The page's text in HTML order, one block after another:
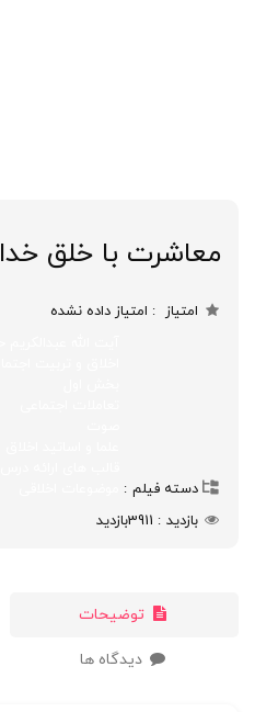
معاشرت با خلق خدا
امتیاز امتیاز داده نشده
دسته فیلم
بازدید
3911بازدید
توضیحات
دیدگاه ها